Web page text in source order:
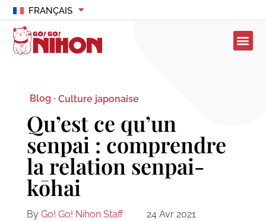
FRANÇAIS
Blog · Culture japonaise
Qu’est ce qu’un
senpai : comprendre
la relation senpai-
kōhai
By Go! Go! Nihon Staff
24 Avr 2021